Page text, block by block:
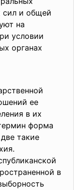
сил и общей
на
условии
органах
ее
в их
форма
такие
в